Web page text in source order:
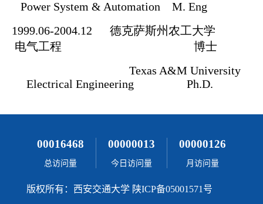
00016468
总访问量
00000013
今日访问量
00000126
月访问量
版权所有：西安交通大学 陕ICP备05001571号